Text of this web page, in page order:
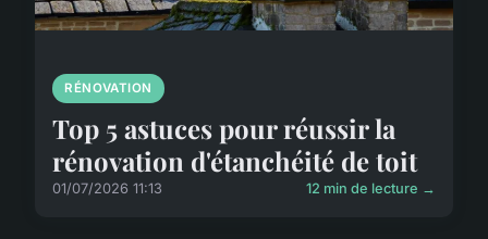
RÉNOVATION
Top 5 astuces pour réussir la
rénovation d'étanchéité de toit
01/07/2026 11:13 12 min de lecture →